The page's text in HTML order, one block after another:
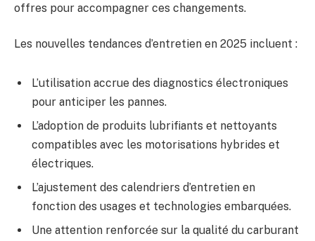
offres pour accompagner ces changements.
Les nouvelles tendances d’entretien en 2025 incluent :
L’utilisation accrue des diagnostics électroniques
pour anticiper les pannes.
L’adoption de produits lubrifiants et nettoyants
compatibles avec les motorisations hybrides et
électriques.
L’ajustement des calendriers d’entretien en
fonction des usages et technologies embarquées.
Une attention renforcée sur la qualité du carburant